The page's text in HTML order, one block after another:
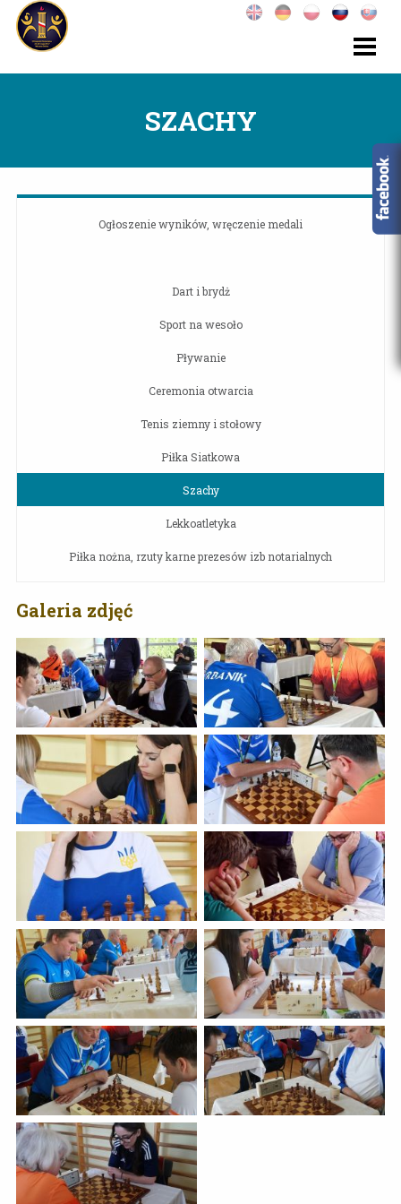
SZACHY
Ogłoszenie wyników, wręczenie medali
Dart i brydż
Sport na wesoło
Pływanie
Ceremonia otwarcia
Tenis ziemny i stołowy
Piłka Siatkowa
Szachy
Lekkoatletyka
Piłka nożna, rzuty karne prezesów izb notarialnych
Galeria zdjęć